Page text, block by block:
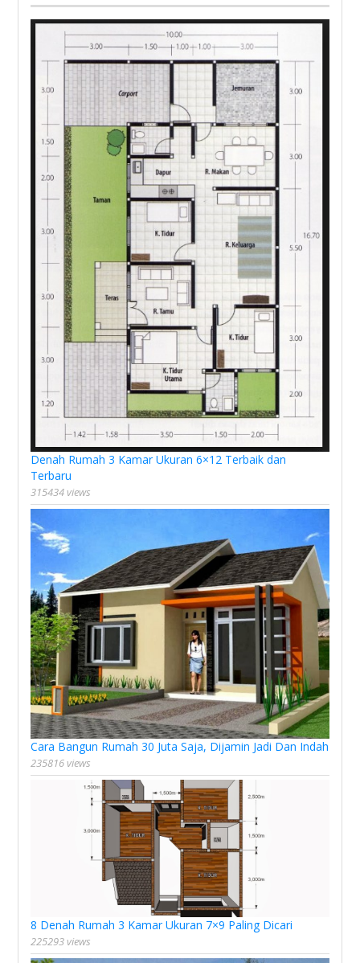
Denah Rumah 3 Kamar Ukuran 6×12 Terbaik dan
Terbaru
315434 views
Cara Bangun Rumah 30 Juta Saja, Dijamin Jadi Dan Indah
235816 views
8 Denah Rumah 3 Kamar Ukuran 7×9 Paling Dicari
225293 views